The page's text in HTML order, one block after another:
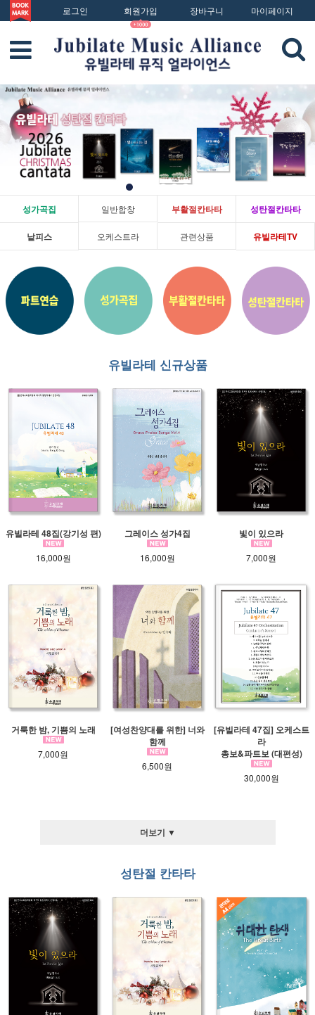
로그인 회원가입 장바구니 마이페이지
성가곡집 일반합창 부활절칸타타 성탄절칸타타
낱피스 오케스트라 관련상품 유빌라테TV
유빌라테 신규상품
유빌라테 48집(강기성 편)
16,000원
그레이스 성가4집
16,000원
빛이 있으라
7,000원
거룩한 밤, 기쁨의 노래
7,000원
[여성찬양대를 위한] 너와
함께
6,500원
[유빌라테 47집] 오케스트
라
총보&파트보 (대편성)
30,000원
더보기 ▼
성탄절 칸타타